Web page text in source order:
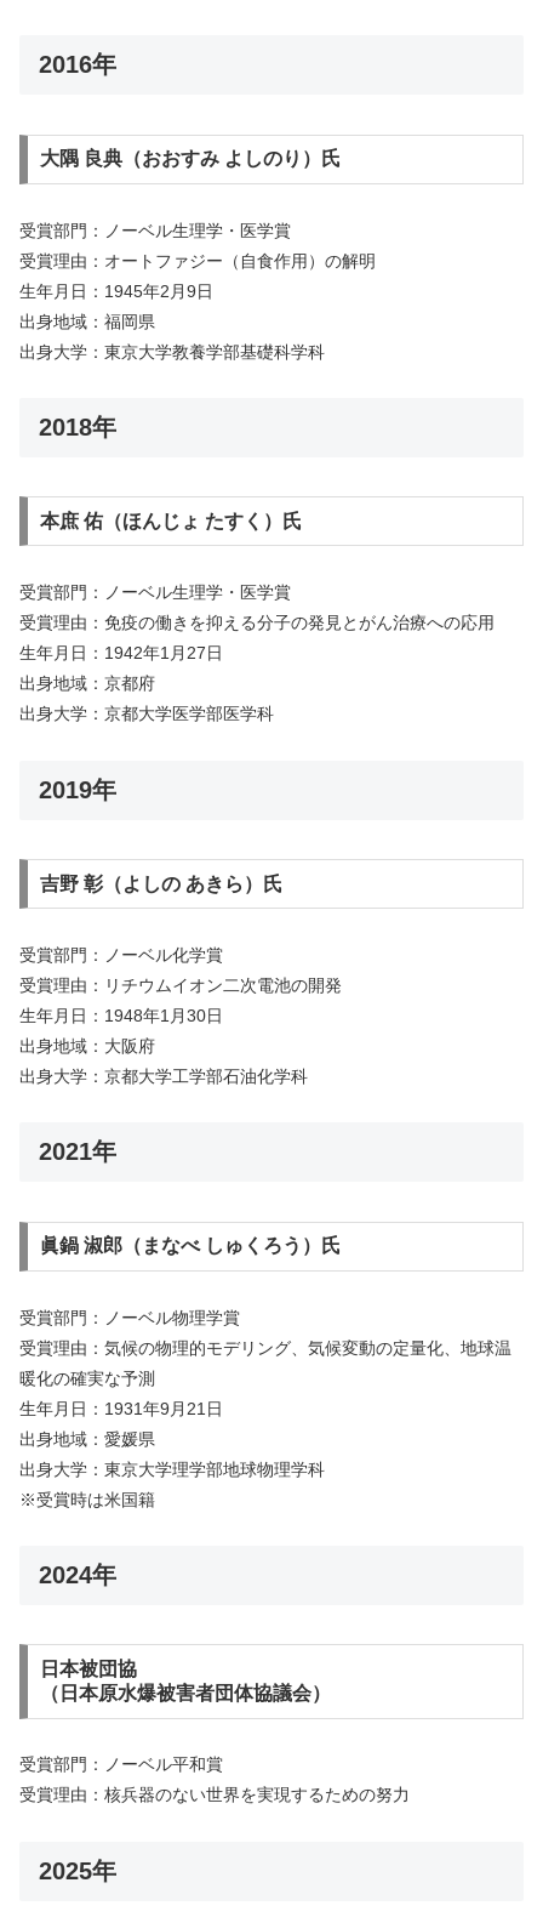
2016年
大隅 良典（おおすみ よしのり）氏
受賞部門：ノーベル生理学・医学賞
受賞理由：オートファジー（自食作用）の解明
生年月日：1945年2月9日
出身地域：福岡県
出身大学：東京大学教養学部基礎科学科
2018年
本庶 佑（ほんじょ たすく）氏
受賞部門：ノーベル生理学・医学賞
受賞理由：免疫の働きを抑える分子の発見とがん治療への応用
生年月日：1942年1月27日
出身地域：京都府
出身大学：京都大学医学部医学科
2019年
吉野 彰（よしの あきら）氏
受賞部門：ノーベル化学賞
受賞理由：リチウムイオン二次電池の開発
生年月日：1948年1月30日
出身地域：大阪府
出身大学：京都大学工学部石油化学科
2021年
眞鍋 淑郎（まなべ しゅくろう）氏
受賞部門：ノーベル物理学賞
受賞理由：気候の物理的モデリング、気候変動の定量化、地球温
暖化の確実な予測
生年月日：1931年9月21日
出身地域：愛媛県
出身大学：東京大学理学部地球物理学科
※受賞時は米国籍
2024年
日本被団協
（日本原水爆被害者団体協議会）
受賞部門：ノーベル平和賞
受賞理由：核兵器のない世界を実現するための努力
2025年